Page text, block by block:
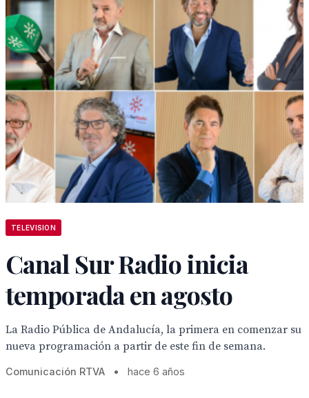
TELEVISION
Canal Sur Radio inicia
temporada en agosto
La Radio Pública de Andalucía, la primera en comenzar su
nueva programación a partir de este fin de semana.
Comunicación RTVA • hace 6 años